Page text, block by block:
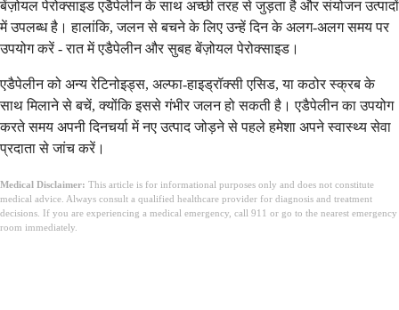
बेंज़ोयल पेरोक्साइड एडैपेलीन के साथ अच्छी तरह से जुड़ता है और संयोजन उत्पादों
में उपलब्ध है। हालांकि, जलन से बचने के लिए उन्हें दिन के अलग-अलग समय पर
उपयोग करें - रात में एडैपेलीन और सुबह बेंज़ोयल पेरोक्साइड।
एडैपेलीन को अन्य रेटिनोइड्स, अल्फा-हाइड्रॉक्सी एसिड, या कठोर स्क्रब के
साथ मिलाने से बचें, क्योंकि इससे गंभीर जलन हो सकती है। एडैपेलीन का उपयोग
करते समय अपनी दिनचर्या में नए उत्पाद जोड़ने से पहले हमेशा अपने स्वास्थ्य सेवा
प्रदाता से जांच करें।
Medical Disclaimer: This article is for informational purposes only and does not constitute
medical advice. Always consult a qualified healthcare provider for diagnosis and treatment
decisions. If you are experiencing a medical emergency, call 911 or go to the nearest emergency
room immediately.